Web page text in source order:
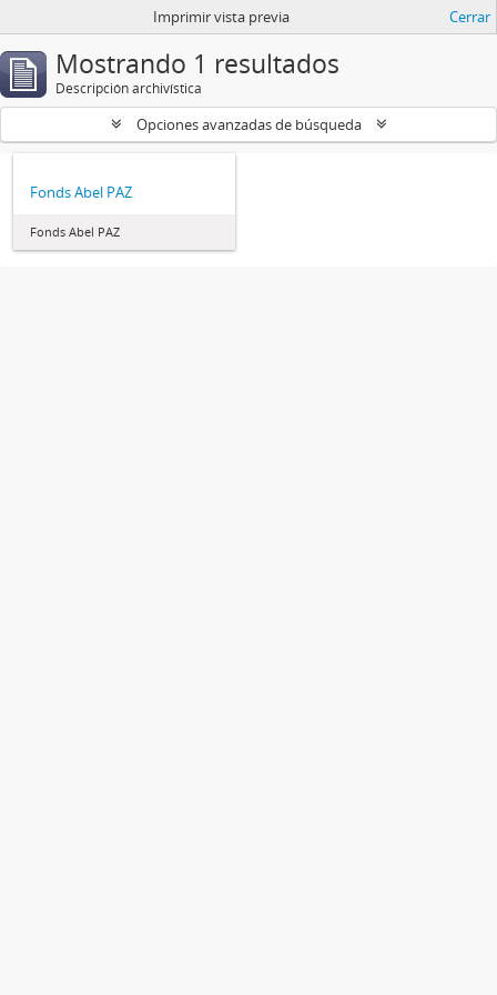
Imprimir vista previa Cerrar
Mostrando 1 resultados
Descripción archivística
Opciones avanzadas de búsqueda
Fonds Abel PAZ
Fonds Abel PAZ